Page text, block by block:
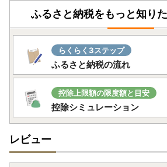
▼申請アプリ【IAM】のダウンロード▼
Android・iOSのアプリストアにて
＜アイアム マイナンバー＞で検索！
ふるさと納税をもっと知り
らくらく3ステップ
ふるさと納税の流れ
控除上限額の限度額と目安
控除シミュレーション
レビュー